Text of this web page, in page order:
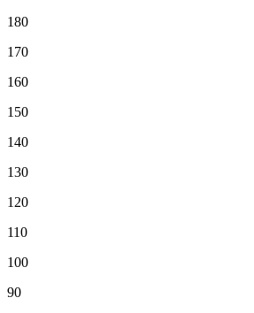
180
170
160
150
140
130
120
110
100
90